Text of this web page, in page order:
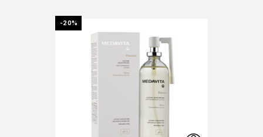
-20%